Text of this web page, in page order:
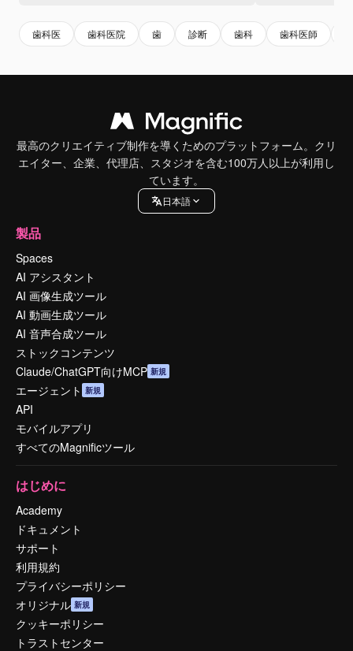
歯科医 歯科医院 歯 診断 歯科 歯科医師
最高のクリエイティブ制作を導くためのプラットフォーム。クリ
エイター、企業、代理店、スタジオを含む100万人以上が利用し
ています。
日本語
製品
Spaces
AI アシスタント
AI 画像生成ツール
AI 動画生成ツール
AI 音声合成ツール
ストックコンテンツ
Claude/ChatGPT向けMCP 新規
エージェント 新規
API
モバイルアプリ
すべてのMagnificツール
はじめに
Academy
ドキュメント
サポート
利用規約
プライバシーポリシー
オリジナル 新規
クッキーポリシー
トラストセンター